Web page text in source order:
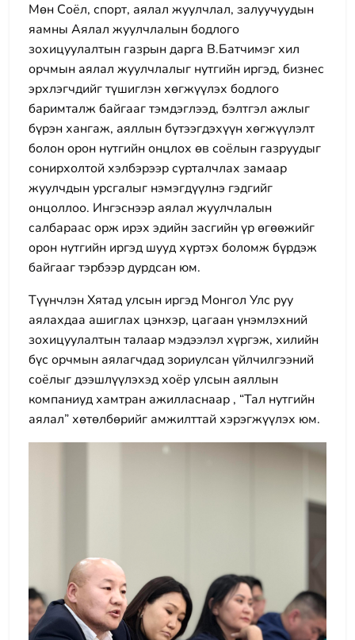
Мөн Соёл, спорт, аялал жуулчлал, залуучуудын
яамны Аялал жуулчлалын бодлого
зохицуулалтын газрын дарга В.Батчимэг хил
орчмын аялал жуулчлалыг нутгийн иргэд, бизнес
эрхлэгчдийг түшиглэн хөгжүүлэх бодлого
баримталж байгааг тэмдэглээд, бэлтгэл ажлыг
бүрэн хангаж, аяллын бүтээгдэхүүн хөгжүүлэлт
болон орон нутгийн онцлох өв соёлын газруудыг
сонирхолтой хэлбэрээр сурталчлах замаар
жуулчдын урсгалыг нэмэгдүүлнэ гэдгийг
онцоллоо. Ингэснээр аялал жуулчлалын
салбараас орж ирэх эдийн засгийн үр өгөөжийг
орон нутгийн иргэд шууд хүртэх боломж бүрдэж
байгааг тэрбээр дурдсан юм.
Түүнчлэн Хятад улсын иргэд Монгол Улс руу
аялахдаа ашиглах цэнхэр, цагаан үнэмлэхний
зохицуулалтын талаар мэдээлэл хүргэж, хилийн
бүс орчмын аялагчдад зориулсан үйлчилгээний
соёлыг дээшлүүлэхэд хоёр улсын аяллын
компаниуд хамтран ажилласнаар , “Тал нутгийн
аялал” хөтөлбөрийг амжилттай хэрэгжүүлэх юм.